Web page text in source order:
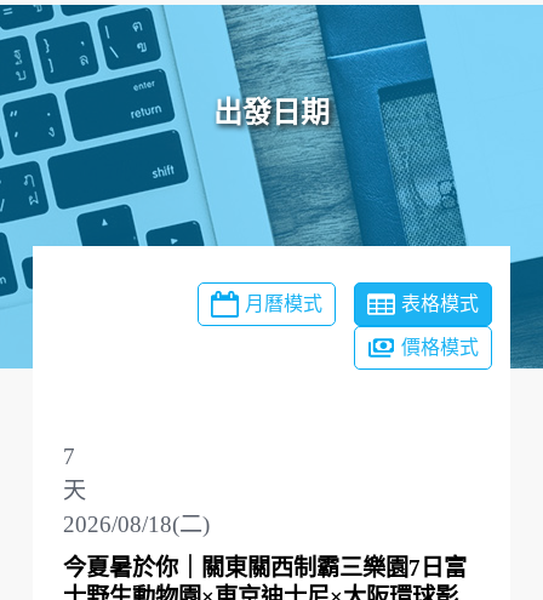
出發日期
月曆模式 表格模式
價格模式
2026/08/18(二)
7
天
今夏暑於你｜關東關西制霸三樂園7日富